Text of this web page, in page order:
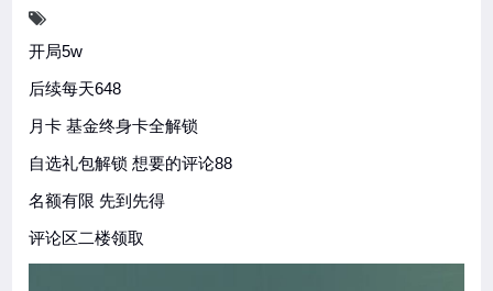
开局5w
后续每天648
月卡 基金终身卡全解锁
自选礼包解锁 想要的评论88
名额有限 先到先得
评论区二楼领取